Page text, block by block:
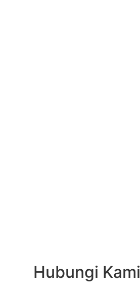
Hubungi Kami